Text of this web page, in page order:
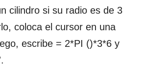
cilindro si su radio es de 3
coloca el cursor en una
escribe = 2*PI ()*3*6 y